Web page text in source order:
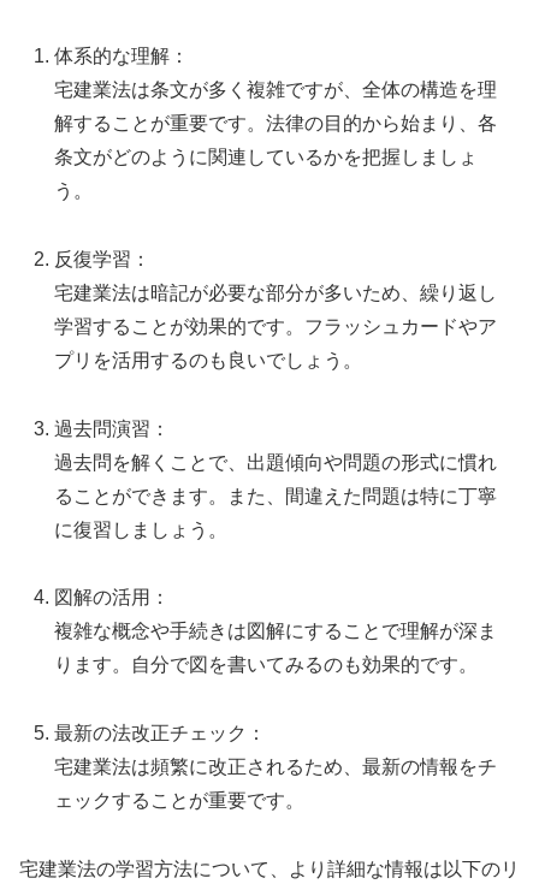
体系的な理解：
宅建業法は条文が多く複雑ですが、全体の構造を理
解することが重要です。法律の目的から始まり、各
条文がどのように関連しているかを把握しましょ
う。
反復学習：
宅建業法は暗記が必要な部分が多いため、繰り返し
学習することが効果的です。フラッシュカードやア
プリを活用するのも良いでしょう。
過去問演習：
過去問を解くことで、出題傾向や問題の形式に慣れ
ることができます。また、間違えた問題は特に丁寧
に復習しましょう。
図解の活用：
複雑な概念や手続きは図解にすることで理解が深ま
ります。自分で図を書いてみるのも効果的です。
最新の法改正チェック：
宅建業法は頻繁に改正されるため、最新の情報をチ
ェックすることが重要です。
宅建業法の学習方法について、より詳細な情報は以下のリ